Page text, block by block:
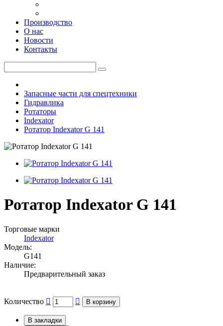
Производство
О нас
Новости
Контакты
Запасные части для спецтехники
Гидравлика
Ротаторы
Indexator
Ротатор Indexator G 141
Ротатор Indexator G 141
Торговые марки
Indexator
Модель:
G141
Наличие:
Предварительный заказ
Количество В корзину
В закладки